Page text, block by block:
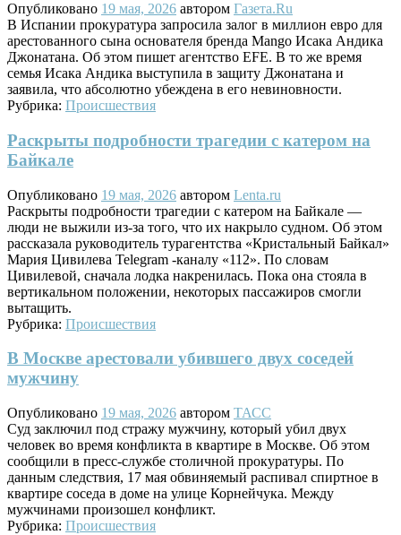
Опубликовано 19 мая, 2026 автором Газета.Ru
В Испании прокуратура запросила залог в миллион евро для
арестованного сына основателя бренда Mango Исака Андика
Джонатана. Об этом пишет агентство EFE. В то же время
семья Исака Андика выступила в защиту Джонатана и
заявила, что абсолютно убеждена в его невиновности.
Рубрика: Происшествия
Раскрыты подробности трагедии с катером на
Байкале
Опубликовано 19 мая, 2026 автором Lenta.ru
Раскрыты подробности трагедии с катером на Байкале —
люди не выжили из-за того, что их накрыло судном. Об этом
рассказала руководитель турагентства «Кристальный Байкал»
Мария Цивилева Telegram -каналу «112». По словам
Цивилевой, сначала лодка накренилась. Пока она стояла в
вертикальном положении, некоторых пассажиров смогли
вытащить.
Рубрика: Происшествия
В Москве арестовали убившего двух соседей
мужчину
Опубликовано 19 мая, 2026 автором ТАСС
Суд заключил под стражу мужчину, который убил двух
человек во время конфликта в квартире в Москве. Об этом
сообщили в пресс-службе столичной прокуратуры. По
данным следствия, 17 мая обвиняемый распивал спиртное в
квартире соседа в доме на улице Корнейчука. Между
мужчинами произошел конфликт.
Рубрика: Происшествия